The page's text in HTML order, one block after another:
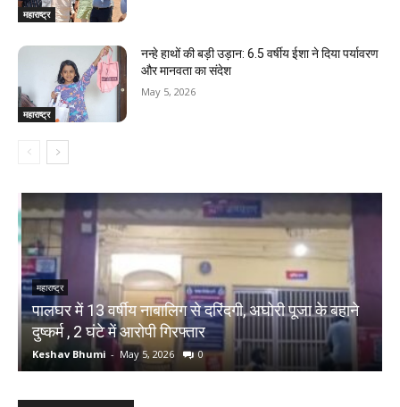
महाराष्ट्र
महाराष्ट्र
नन्हे हाथों की बड़ी उड़ान: 6.5 वर्षीय ईशा ने दिया पर्यावरण
और मानवता का संदेश
May 5, 2026
महाराष्ट्र
पालघर में 13 वर्षीय नाबालिग से दरिंदगी, अघोरी पूजा के बहाने
दुष्कर्म , 2 घंटे में आरोपी गिरफ्तार
Keshav Bhumi May 5, 2026 0